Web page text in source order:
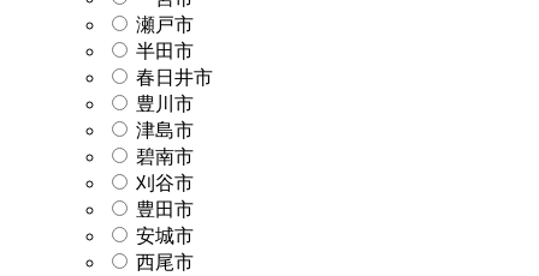
瀬戸市
半田市
春日井市
豊川市
津島市
碧南市
刈谷市
豊田市
安城市
西尾市